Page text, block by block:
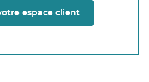
espace client